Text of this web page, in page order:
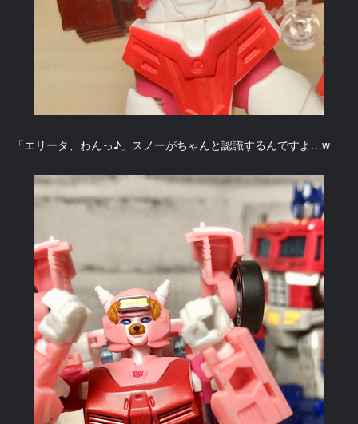
「エリータ、わんっ♪」スノーがちゃんと認識するんですよ…w